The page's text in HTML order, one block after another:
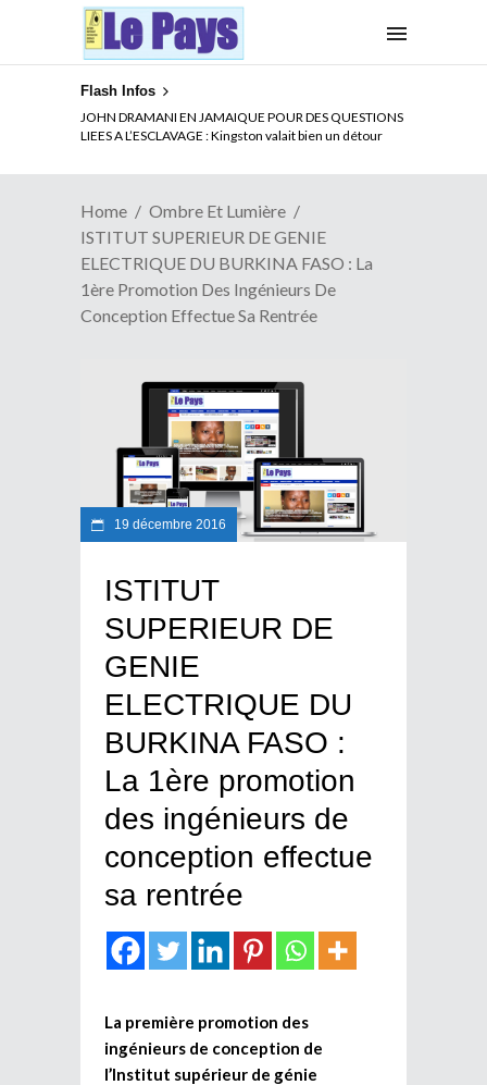
Flash Infos
ELECTION DE TALON A LA TETE DU SENAT BENINOIS :
Quand Patrice quitte le pouvoir sans partir !
Home
Ombre Et Lumière
ISTITUT SUPERIEUR DE GENIE
ELECTRIQUE DU BURKINA FASO : La
1ère Promotion Des Ingénieurs De
Conception Effectue Sa Rentrée
19 décembre 2016
ISTITUT
SUPERIEUR DE
GENIE
ELECTRIQUE DU
BURKINA FASO :
La 1ère promotion
des ingénieurs de
conception effectue
sa rentrée
La première promotion des
ingénieurs de conception de
l’Institut supérieur de génie